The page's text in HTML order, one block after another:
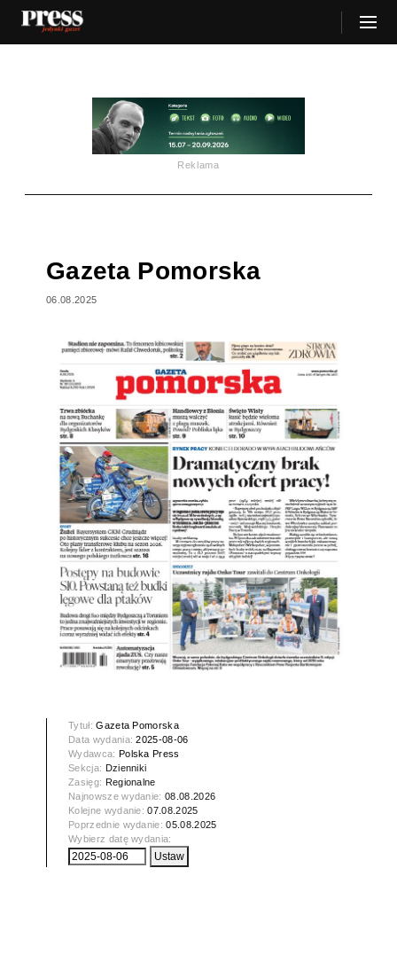
Reklama
Gazeta Pomorska
06.08.2025
Tytuł:Gazeta Pomorska
Data wydania:2025-08-06
Wydawca: Polska Press
Sekcja: Dzienniki
Zasięg: Regionalne
Najnowsze wydanie:08.08.2026
Kolejne wydanie:07.08.2025
Poprzednie wydanie:05.08.2025
Wybierz datę wydania: